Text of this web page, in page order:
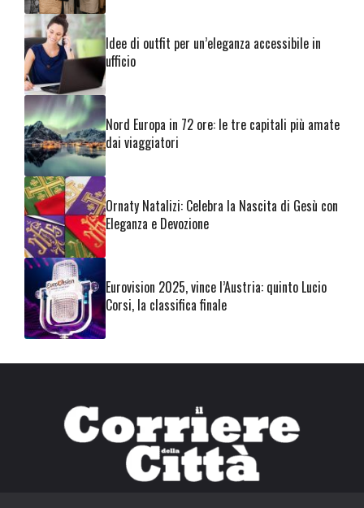
Idee di outfit per un’eleganza accessibile in
ufficio
Nord Europa in 72 ore: le tre capitali più amate
dai viaggiatori
Ornaty Natalizi: Celebra la Nascita di Gesù con
Eleganza e Devozione
Eurovision 2025, vince l’Austria: quinto Lucio
Corsi, la classifica finale